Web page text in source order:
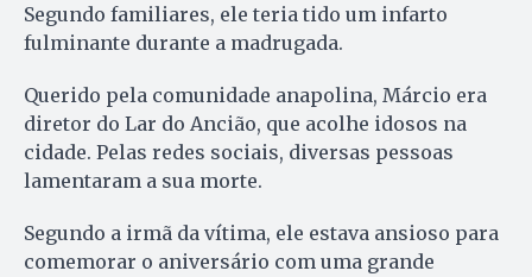
Segundo familiares, ele teria tido um infarto
fulminante durante a madrugada.
Querido pela comunidade anapolina, Márcio era
diretor do Lar do Ancião, que acolhe idosos na
cidade. Pelas redes sociais, diversas pessoas
lamentaram a sua morte.
Segundo a irmã da vítima, ele estava ansioso para
comemorar o aniversário com uma grande